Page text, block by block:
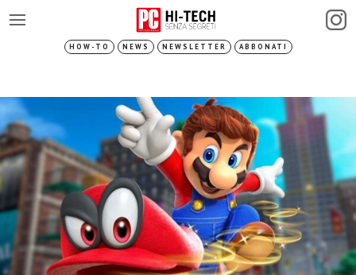
HOW-TO NEWS NEWSLETTER ABBONATI